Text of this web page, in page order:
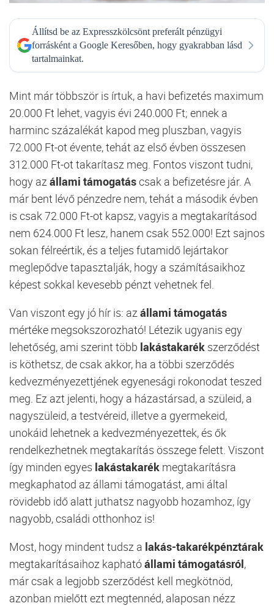
Állítsd be az Expresszkölcsönt preferált pénzügyi
forrásként a Google Keresőben, hogy gyakrabban lásd
tartalmainkat.
Mint már többször is írtuk, a havi befizetés maximum
20.000 Ft lehet, vagyis évi 240.000 Ft; ennek a
harminc százalékát kapod meg pluszban, vagyis
72.000 Ft-ot évente, tehát az első évben összesen
312.000 Ft-ot takarítasz meg. Fontos viszont tudni,
hogy az állami támogatáscsak a befizetésre jár. A
már bent lévő pénzedre nem, tehát a második évben
is csak 72.000 Ft-ot kapsz, vagyis a megtakarításod
nem 624.000 Ft lesz, hanem csak 552.000! Ezt sajnos
sokan félreértik, és a teljes futamidő lejártakor
meglepődve tapasztalják, hogy a számításaikhoz
képest sokkal kevesebb pénzt vehetnek fel.
Van viszont egy jó hír is: az állami támogatás
mértéke megsokszorozható! Létezik ugyanis egy
lehetőség, ami szerint több lakástakarék szerződést
is köthetsz, de csak akkor, ha a többi szerződés
kedvezményezettjének egyenesági rokonodat teszed
meg. Ez azt jelenti, hogy a házastársad, a szüleid, a
nagyszüleid, a testvéreid, illetve a gyermekeid,
unokáid lehetnek a kedvezményezettek, és ők
rendelkezhetnek megtakarítás összege felett. Viszont
így minden egyes lakástakarék megtakarításra
megkaphatod az állami támogatást, ami által
rövidebb idő alatt juthatsz nagyobb hozamhoz, így
nagyobb, családi otthonhoz is!
Most, hogy mindent tudsz a lakás-takarékpénztárak
megtakarításaihoz kaphatóállami támogatásról,
már csak a legjobb szerződést kell megkötnöd,
azonban mielőtt ezt megtennéd, alaposan nézz